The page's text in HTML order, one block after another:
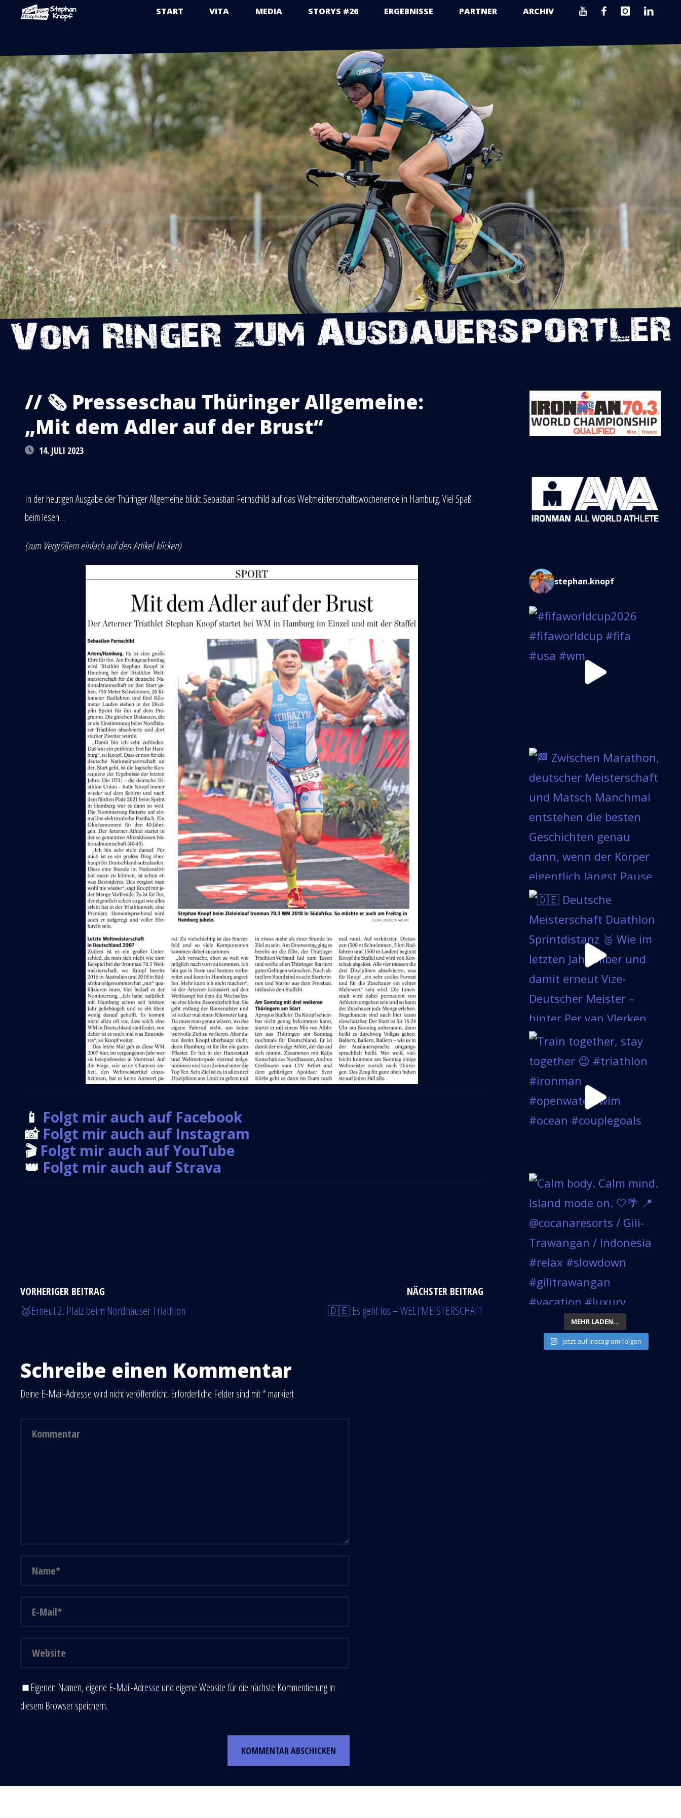
Zum
Inhalt
springen
START VITA MEDIA STORYS #26 ERGEBNISSE PARTNER ARCHIV
// 🗞 Presseschau Thüringer Allgemeine:
„Mit dem Adler auf der Brust“
14. JULI 2023
In der heutigen Ausgabe der Thüringer Allgemeine blickt Sebastian Fernschild auf das Weltmeisterschaftswochenende in Hamburg. Viel Spaß
beim lesen…
(zum Vergrößern einfach auf denArtikelklicken)
📱 Folgt mir auch auf Facebook
📸 Folgt mir auch auf Instagram
🎬 Folgt mir auch auf YouTube
👑 Folgt mir auch auf Strava
VORHERIGER BEITRAG
🥈Erneut 2. Platz beim Nordhäuser Triathlon
NÄCHSTER BEITRAG
🇩🇪 Es geht los – WELTMEISTERSCHAFT
Schreibe einen Kommentar
Deine E-Mail-Adresse wird nicht veröffentlicht. Erforderliche Felder sind mit*markiert
Eigenen Namen, eigene E-Mail-Adresse und eigene Website für die nächste Kommentierung in
diesem Browser speichern.
stephan.knopf
MEHR LADEN...
Jetzt auf Instagram folgen